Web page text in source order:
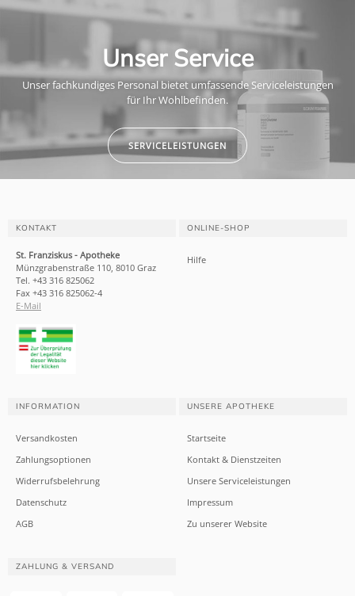
Unser Service
Unser fachkundiges Personal bietet umfassende Serviceleistungen
für Ihr Wohlbefinden.
SERVICELEISTUNGEN
KONTAKT
St. Franziskus - Apotheke
Münzgrabenstraße 110, 8010 Graz
Tel. +43 316 825062
Fax +43 316 825062-4
E-Mail
ONLINE-SHOP
Hilfe
INFORMATION
Versandkosten
Zahlungsoptionen
Widerrufsbelehrung
Datenschutz
AGB
UNSERE APOTHEKE
Startseite
Kontakt & Dienstzeiten
Unsere Serviceleistungen
Impressum
Zu unserer Website
ZAHLUNG & VERSAND